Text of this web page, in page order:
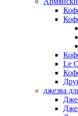
Le
джезва